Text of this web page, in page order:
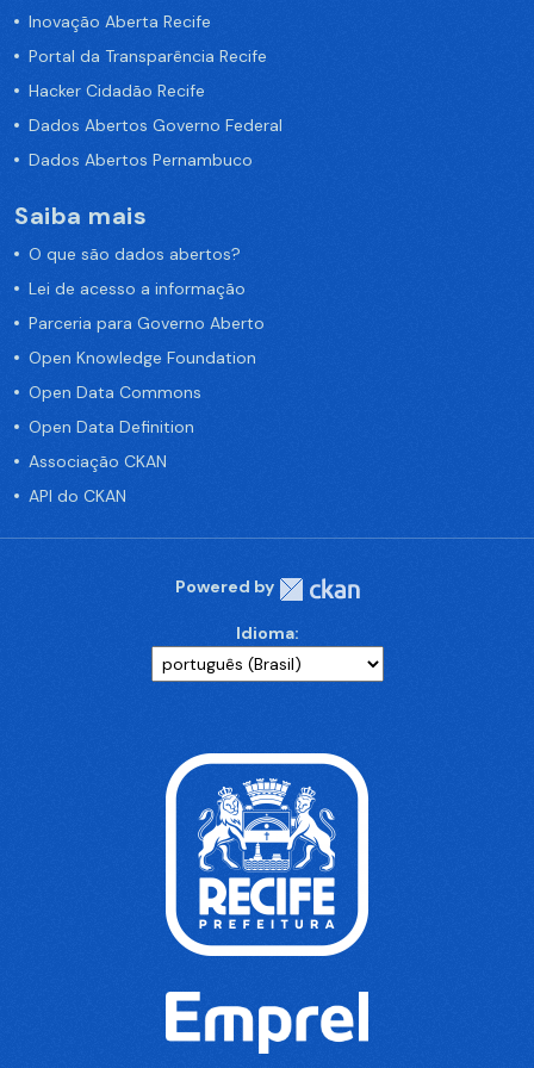
Inovação Aberta Recife
Portal da Transparência Recife
Hacker Cidadão Recife
Dados Abertos Governo Federal
Dados Abertos Pernambuco
Saiba mais
O que são dados abertos?
Lei de acesso a informação
Parceria para Governo Aberto
Open Knowledge Foundation
Open Data Commons
Open Data Definition
Associação CKAN
API do CKAN
Powered by
Idioma